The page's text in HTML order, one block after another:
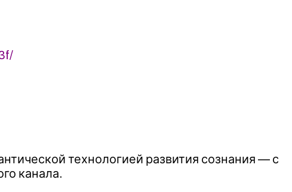
технологией развития сознания — с
канала.